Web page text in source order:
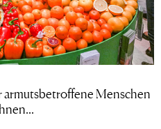
Menschen